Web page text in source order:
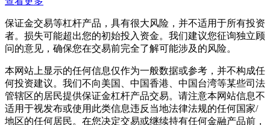
保证金交易等杠杆产品，具有很大风险，并不适用于所有投资
者。损失可能超出您的初始投入资金。我们建议您征询独立顾
问的意见，确保您在交易前完全了解可能涉及的风险。
本网站上显示的任何信息仅作为一般数据或参考，并不构成任
何投资建议。我们不向美国、中国香港、中国台湾等某些司法
管辖区的居民提供保证金杠杆产品交易。请注意本网站信息不
适用于视发布或使用此类信息违反当地法律法规的任何国家/
地区的任何居民。在您决定交易或继续持有任何金融产品前，